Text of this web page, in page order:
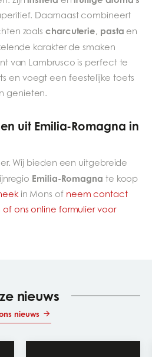
Daarnaast combineert
zoalscharcuterie, pasta en
karakter de smaken
van Lambrusco is perfect te
en voegt een feestelijke toets
genieten.
uit Emilia-Romagna in
Wij bieden een uitgebreide
Emilia-Romagna te koop
in Mons of neem contact
ons online formulier voor
nieuws
nieuws